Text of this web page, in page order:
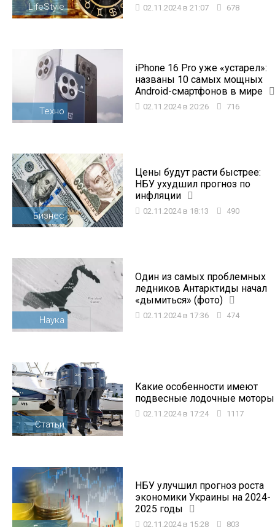
LifeStyle 02.11.2024 в 21:07 678
Техно
iPhone 16 Pro уже «устарел»:
названы 10 самых мощных
Android-смартфонов в мире
02.11.2024 в 20:26 716
Бизнес
Цены будут расти быстрее:
НБУ ухудшил прогноз по
инфляции
02.11.2024 в 18:13 490
Наука
Один из самых проблемных
ледников Антарктиды начал
«дымиться» (фото)
02.11.2024 в 17:36 474
Статьи
Какие особенности имеют
подвесные лодочные моторы
02.11.2024 в 17:24 1117
НБУ улучшил прогноз роста
экономики Украины на 2024-
2025 годы
02.11.2024 в 15:28 803